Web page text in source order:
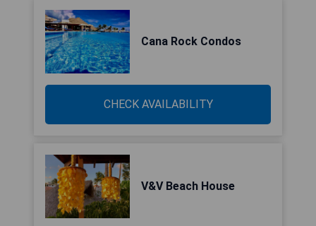
Cana Rock Condos
CHECK AVAILABILITY
V&V Beach House